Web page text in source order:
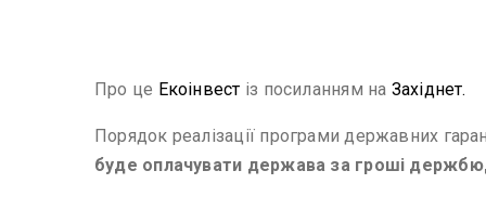
Про це Екоінвест із посиланням на Західнет.
Порядок реалізації програми державних
буде оплачувати держава за гроші